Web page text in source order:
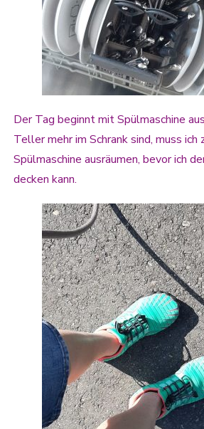
Der Tag beginnt mit Spülmaschine
Teller mehr im Schrank sind, muss ich
Spülmaschine ausräumen, bevor ich
decken kann.